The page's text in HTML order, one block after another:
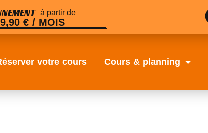
à partir de
€ / MOIS
votre cours Cours & planning